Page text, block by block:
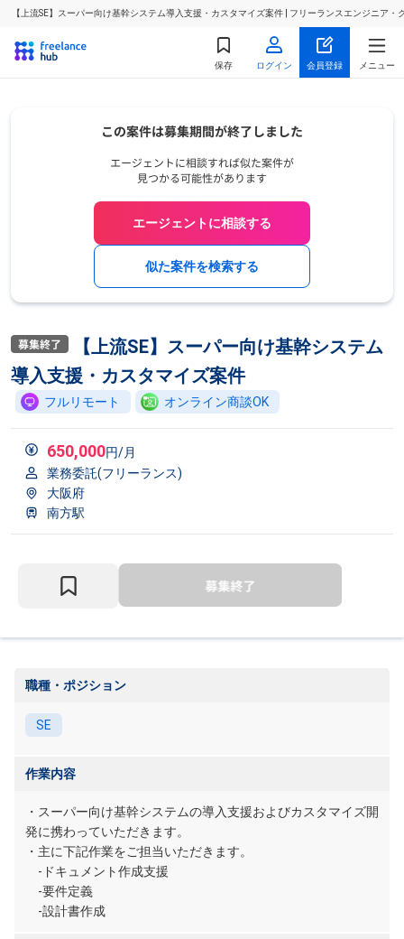
【上流SE】スーパー向け基幹システム導入支援・カスタマイズ案件 | フリーランスエンジニア・
保存 ログイン 会員登録 メニュー
エージェントに相談する
似た案件を検索する
【上流SE】スーパー向け基幹システム
導入支援・カスタマイズ案件
フルリモート オンライン商談OK
650,000円/月
業務委託(フリーランス)
大阪府
南方駅
職種・ポジション
SE
作業内容
・スーパー向け基幹システムの導入支援およびカスタマイズ開
発に携わっていただきます。
・主に下記作業をご担当いただきます。
-ドキュメント作成支援
-要件定義
-設計書作成